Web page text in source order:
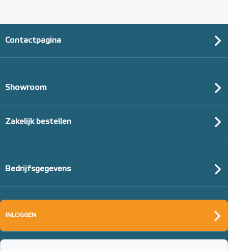
Contactpagina
Showroom
Zakelijk bestellen
Bedrijfsgegevens
INLOGGEN